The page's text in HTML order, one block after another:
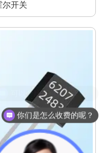
尔开关
你们是怎么收费的呢？